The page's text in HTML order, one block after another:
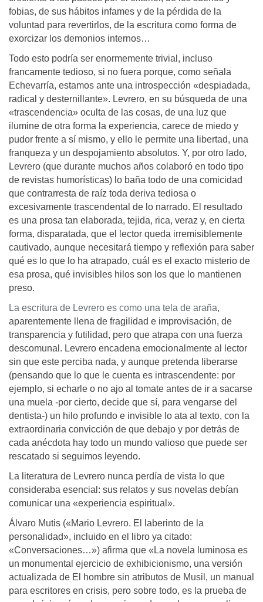
fobias, de sus hábitos infames y de la pérdida de la
voluntad para revertirlos, de la escritura como forma de
exorcizar los demonios internos…
Todo esto podría ser enormemente trivial, incluso
francamente tedioso, si no fuera porque, como señala
Echevarría, estamos ante una introspección «despiadada,
radical y desternillante». Levrero, en su búsqueda de una
«trascendencia» oculta de las cosas, de una luz que
ilumine de otra forma la experiencia, carece de miedo y
pudor frente a sí mismo, y ello le permite una libertad, una
franqueza y un despojamiento absolutos. Y, por otro lado,
Levrero (que durante muchos años colaboró en todo tipo
de revistas humorísticas) lo baña todo de una comicidad
que contrarresta de raíz toda deriva tediosa o
excesivamente trascendental de lo narrado. El resultado
es una prosa tan elaborada, tejida, rica, veraz y, en cierta
forma, disparatada, que el lector queda irremisiblemente
cautivado, aunque necesitará tiempo y reflexión para saber
qué es lo que lo ha atrapado, cuál es el exacto misterio de
esa prosa, qué invisibles hilos son los que lo mantienen
preso.
La escritura de Levrero es como una tela de araña,
aparentemente llena de fragilidad e improvisación, de
transparencia y futilidad, pero que atrapa con una fuerza
descomunal. Levrero encadena emocionalmente al lector
sin que este perciba nada, y aunque pretenda liberarse
(pensando que lo que le cuenta es intrascendente: por
ejemplo, si echarle o no ajo al tomate antes de ir a sacarse
una muela -por cierto, decide que sí, para vengarse del
dentista-) un hilo profundo e invisible lo ata al texto, con la
extraordinaria convicción de que debajo y por detrás de
cada anécdota hay todo un mundo valioso que puede ser
rescatado si seguimos leyendo.
La literatura de Levrero nunca perdía de vista lo que
consideraba esencial: sus relatos y sus novelas debían
comunicar una «experiencia espiritual».
Álvaro Mutis («Mario Levrero. El laberinto de la
personalidad», incluido en el libro ya citado:
«Conversaciones…») afirma que «La novela luminosa es
un monumental ejercicio de exhibicionismo, una versión
actualizada de El hombre sin atributos de Musil, un manual
para escritores en crisis, pero sobre todo, es la prueba de